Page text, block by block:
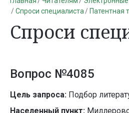
Спроси специалиста
Патентная
Спроси
Вопрос №4085
Цель запроса: Подбор
Населенный пункт: